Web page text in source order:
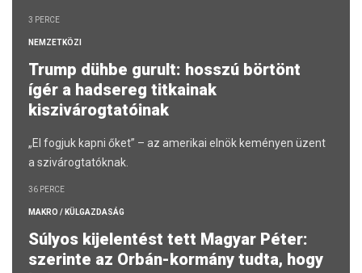
3 PERCE
NEMZETKÖZI
Trump dühbe gurult: hosszú börtönt
ígér a hadsereg titkainak
kiszivárogtatóinak
„El fogjuk kapni őket” – az amerikai elnök keményen üzent
a szivárogtatóknak.
36 PERCE
MAKRO / KÜLGAZDASÁG
Súlyos kijelentést tett Magyar Péter:
szerinte az Orbán-kormány tudta, hogy